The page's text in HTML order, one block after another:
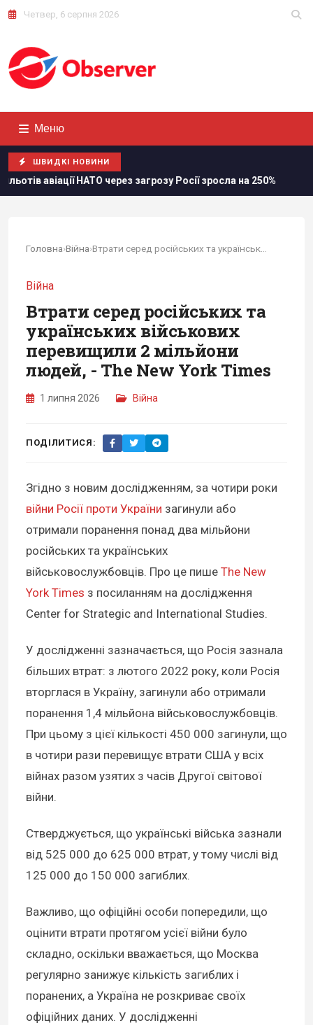
Четвер, 6 серпня 2026
Меню
ШВИДКІ НОВИНИ
через загрозу Росії зросла на 250% Стефанішиній
Головна›Війна›
Війна
Втрати серед російських та
українських військових
перевищили 2 мільйони
людей, - The New York Times
1 липня 2026 Війна
ПОДІЛИТИСЯ:
Згідно з новим дослідженням, за чотири роки
війни Росії проти України загинули або
отримали поранення понад два мільйони
російських та українських
військовослужбовців. Про це пише The New
York Times з посиланням на дослідження
Center for Strategic and International Studies.
У дослідженні зазначається, що Росія зазнала
більших втрат: з лютого 2022 року, коли Росія
вторглася в Україну, загинули або отримали
поранення 1,4 мільйона військовослужбовців.
При цьому з цієї кількості 450 000 загинули, що
в чотири рази перевищує втрати США у всіх
війнах разом узятих з часів Другої світової
війни.
Стверджується, що українські війська зазнали
від 525 000 до 625 000 втрат, у тому числі від
125 000 до 150 000 загиблих.
Важливо, що офіційні особи попередили, що
оцінити втрати протягом усієї війни було
складно, оскільки вважається, що Москва
регулярно занижує кількість загиблих і
поранених, а Україна не розкриває своїх
офіційних даних. У дослідженні